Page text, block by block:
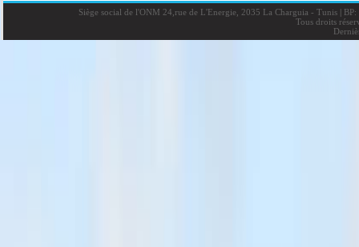
Siège social de l'ONM 24,rue de L'Energie, 2035 La Charguia - Tunis |BP:
Tous droits